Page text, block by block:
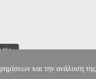
και την ανάλυση της